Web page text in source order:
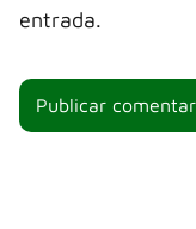
entrada.